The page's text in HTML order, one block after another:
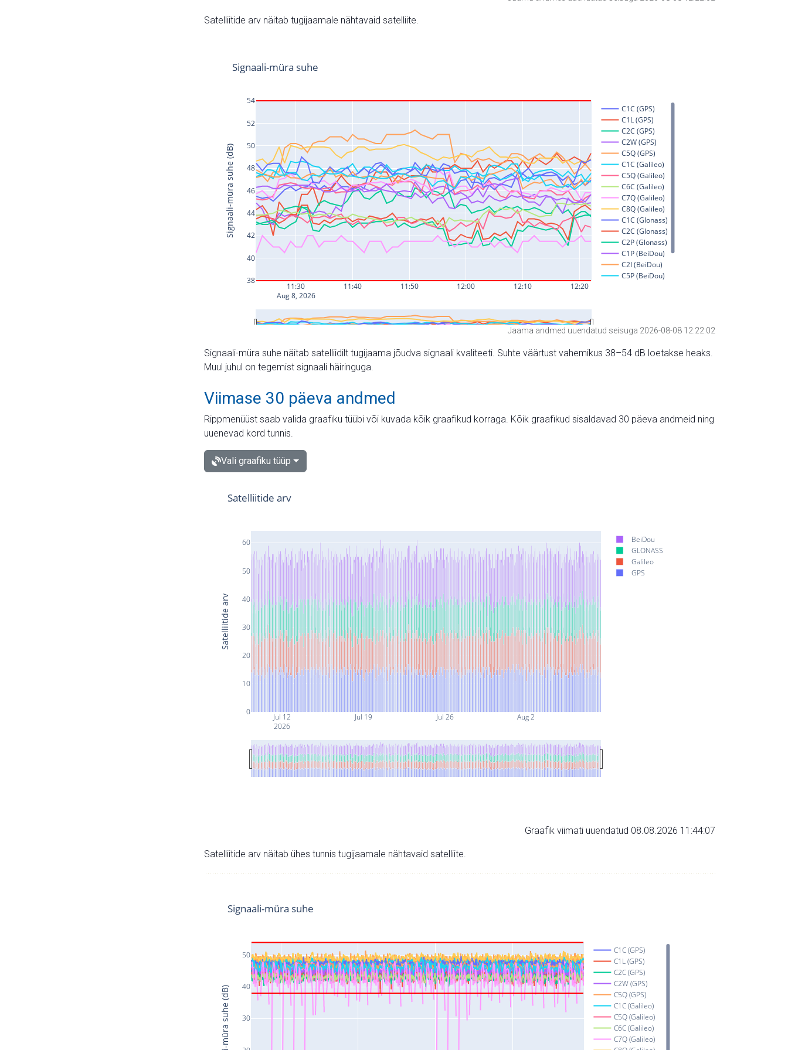
Satelliitide arv näitab tugijaamale nähtavaid satelliite.
Jaama andmed uuendatud seisuga 2026-08-08 12:22:02
Signaali-müra suhe näitab satelliidilt tugijaama jõudva signaali kvaliteeti. Suhte väärtust vahemikus 38–54 dB loetakse heaks.
Muul juhul on tegemist signaali häiringuga.
Viimase 30 päeva andmed
Rippmenüüst saab valida graafiku tüübi või kuvada kõik graafikud korraga. Kõik graafikud sisaldavad 30 päeva andmeid ning
uuenevad kord tunnis.
Vali graafiku tüüp
Jul 12
2026
Jul 19 Jul 26 Aug 2
0
10
20
30
40
50
60
BeiDou
GLONASS
Galileo
GPS
Satelliitide arv
Satelliitide arv
Graafik viimati uuendatud 08.08.2026 11:44:07
Satelliitide arv näitab ühes tunnis tugijaamale nähtavaid satelliite.
30
40
50
C1C (GPS)
C1L (GPS)
C2C (GPS)
C2W (GPS)
C5Q (GPS)
C1C (Galileo)
C5Q (Galileo)
C6C (Galileo)
C7Q (Galileo)
Signaali-müra suhe